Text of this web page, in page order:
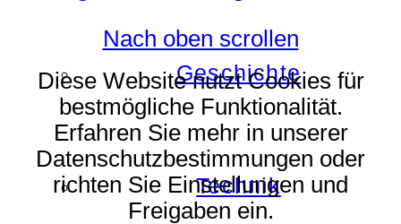
Geschichte
Technik
Nach oben scrollen
Diese Website nutzt Cookies für
bestmögliche Funktionalität.
Erfahren Sie mehr in unserer
Datenschutzbestimmungen oder
richten Sie Einstellungen und
Freigaben ein.